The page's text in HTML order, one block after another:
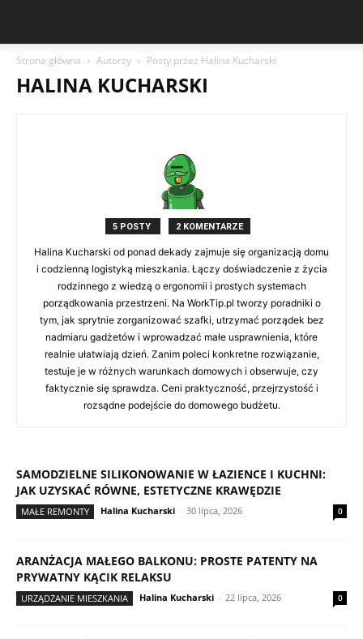
Strona główna Autorzy Posty przez Halina Kucharski
HALINA KUCHARSKI
5 POSTY 2 KOMENTARZE
Halina Kucharski od ponad dekady zajmuje się organizacją domu
i codzienną logistyką mieszkania. Łączy doświadczenie z życia
rodzinnego z wiedzą o ergonomii i prostych systemach
porządkowania przestrzeni. Na WorkTip.pl tworzy poradniki o
tym, jak sprytnie zorganizować szafki, utrzymać porządek bez
nadmiaru gadżetów i wprowadzać małe usprawnienia, które
realnie ułatwiają dzień. Zanim poleci konkretne rozwiązanie,
testuje je w różnych warunkach domowych i obserwuje, czy
faktycznie się sprawdza. Ceni praktyczność, przejrzystość i
rozsądne podejście do domowego budżetu.
SAMODZIELNE SILIKONOWANIE W ŁAZIENCE I KUCHNI:
JAK UZYSKAĆ RÓWNE, ESTETYCZNE KRAWĘDZIE
MAŁE REMONTY Halina Kucharski - 30 lipca, 2026 0
ARANŻACJA MAŁEGO BALKONU: PROSTE PATENTY NA
PRYWATNY KĄCIK RELAKSU
URZĄDZANIE MIESZKANIA Halina Kucharski - 22 lipca, 2026 0